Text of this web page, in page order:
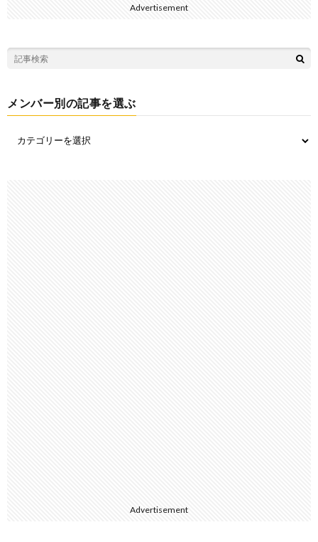
Advertisement
メンバー別の記事を選ぶ
Advertisement